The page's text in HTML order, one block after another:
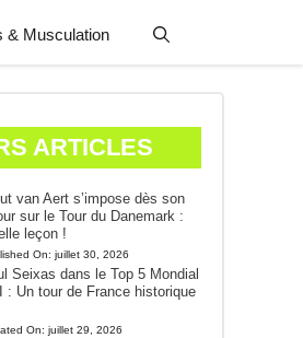
& Musculation
ARTICLES
van Aert s’impose dès son
sur le Tour du Danemark :
leçon !
On: juillet 30, 2026
Seixas dans le Top 5 Mondial
: Un tour de France historique
On: juillet 29, 2026